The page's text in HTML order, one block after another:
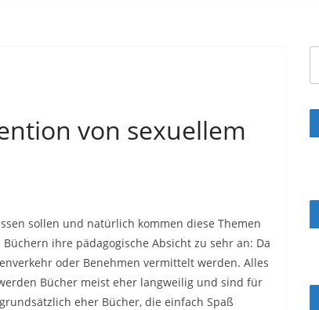
von sexuellem
sollen und natürlich kommen diese Themen
ihre pädagogische Absicht zu sehr an: Da
oder Benehmen vermittelt werden. Alles
Bücher meist eher langweilig und sind für
eher Bücher, die einfach Spaß